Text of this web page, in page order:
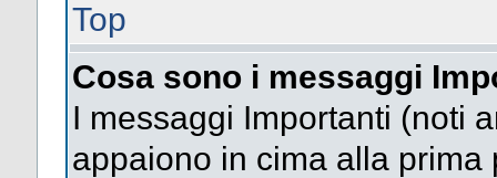
Top
Cosa sono i messaggi
I messaggi Importanti (noti
appaiono in cima alla